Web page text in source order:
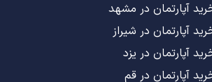
آپارتمان در مشهد
آپارتمان در شیراز
آپارتمان در یزد
آپارتمان در قم